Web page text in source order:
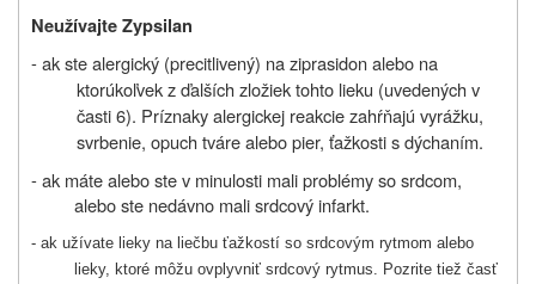
Neužívajte Zypsilan
- ak ste alergický (precitlivený) na ziprasidon alebo na
ktorúkoľvek z ďalších zložiek tohto lieku (uvedených v
časti 6). Príznaky alergickej reakcie zahŕňajú vyrážku,
svrbenie, opuch tváre alebo pier, ťažkosti s dýchaním.
- ak máte alebo ste v minulosti mali problémy so srdcom,
alebo ste nedávno mali srdcový infarkt.
- ak užívate lieky na liečbu ťažkostí so srdcovým rytmom alebo
lieky, ktoré môžu ovplyvniť srdcový rytmus. Pozrite tiež časť